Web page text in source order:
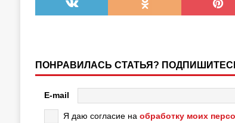
ПОНРАВИЛАСЬ СТАТЬЯ?
E-mail
Я даю согласие на обработку моих